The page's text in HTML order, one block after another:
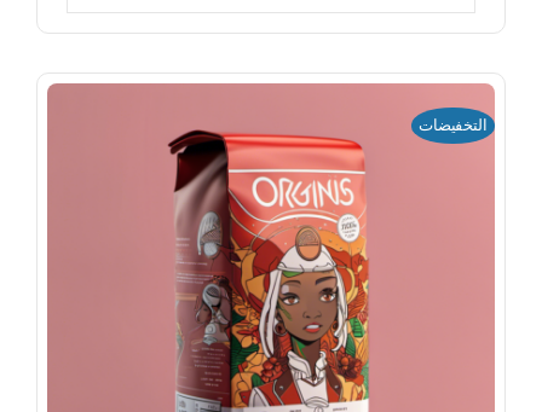
التخفيضات